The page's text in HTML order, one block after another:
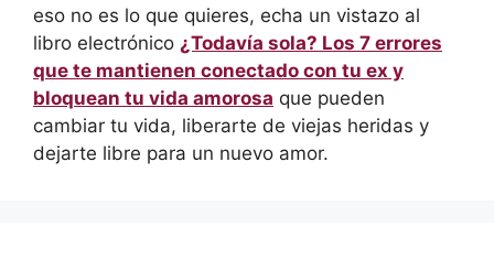
eso no es lo que quieres, echa un vistazo al
libro electrónico ¿Todavía sola? Los 7 errores
que te mantienen conectado con tu ex y
bloquean tu vida amorosa que pueden
cambiar tu vida, liberarte de viejas heridas y
dejarte libre para un nuevo amor.